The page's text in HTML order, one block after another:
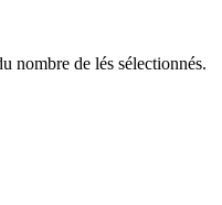
nombre de lés sélectionnés.